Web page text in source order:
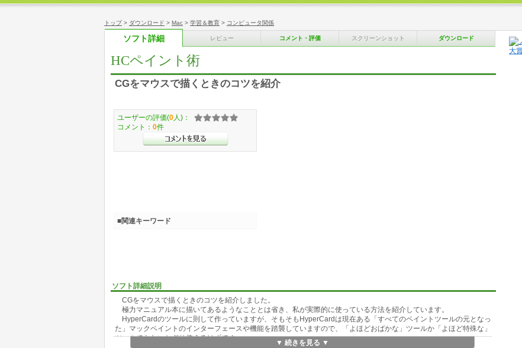
トップ> ダウンロード > Mac > 学習＆教育 > コンピュータ関係
ソフト詳細 レビュー コメント・評価 スクリーンショット ダウンロード
HCペイント術
CGをマウスで描くときのコツを紹介
ソフト詳細説明
CGをマウスで描くときのコツを紹介しました。
極力マニュアル本に描いてあるようなこととは省き、私が実際的に使っている方法を紹介しています。
HyperCardのツールに則して作っていますが、そもそもHyperCardは現在ある「すべてのペイントツールの元となっ
た」マックペイントのインターフェースや機能を踏襲していますので、「よほどおばかな」ツールか「よほど特殊な」
ツールでもないかぎり使えるはずです。
▼ 続きを見る ▼
ユーザーの評価(0 人)：
コメント： 0件
■関連キーワード